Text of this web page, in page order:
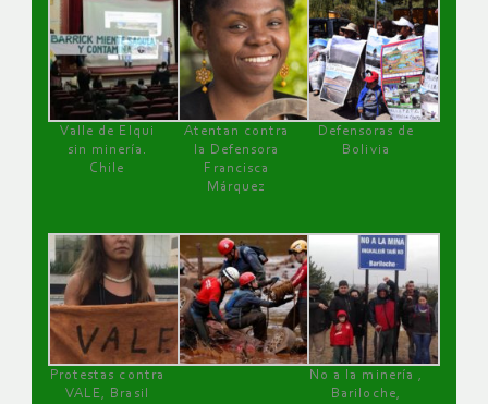
Valle de Elqui
sin minería.
Chile
Atentan contra
la Defensora
Francisca
Márquez
Defensoras de
Bolivia
Protestas contra
VALE, Brasil
No a la minería ,
Bariloche,